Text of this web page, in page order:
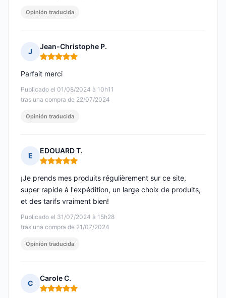
Opinión traducida
J
Jean-Christophe P.
Nota: 5 de 5
Publicado el 01/08/2024 à 10h11
tras una compra de 22/07/2024
Parfait merci
Opinión traducida
E
EDOUARD T.
Nota: 5 de 5
Publicado el 31/07/2024 à 15h28
tras una compra de 21/07/2024
¡Je prends mes produits régulièrement sur ce site,
super rapide à l'expédition, un large choix de produits,
et des tarifs vraiment bien!
Opinión traducida
C
Carole C.
Nota: 5 de 5